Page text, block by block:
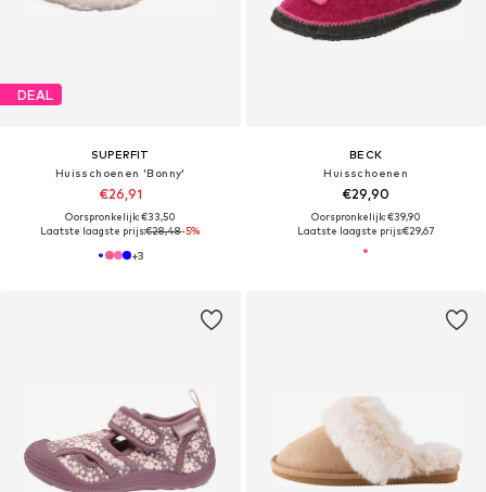
DEAL
SUPERFIT
Huisschoenen 'Bonny'
€26,91
Oorspronkelijk: €33,50
Laatste laagste prijs:€28,48-5%
+3
BECK
Huisschoenen
€29,90
Oorspronkelijk: €39,90
Laatste laagste prijs:€29,67